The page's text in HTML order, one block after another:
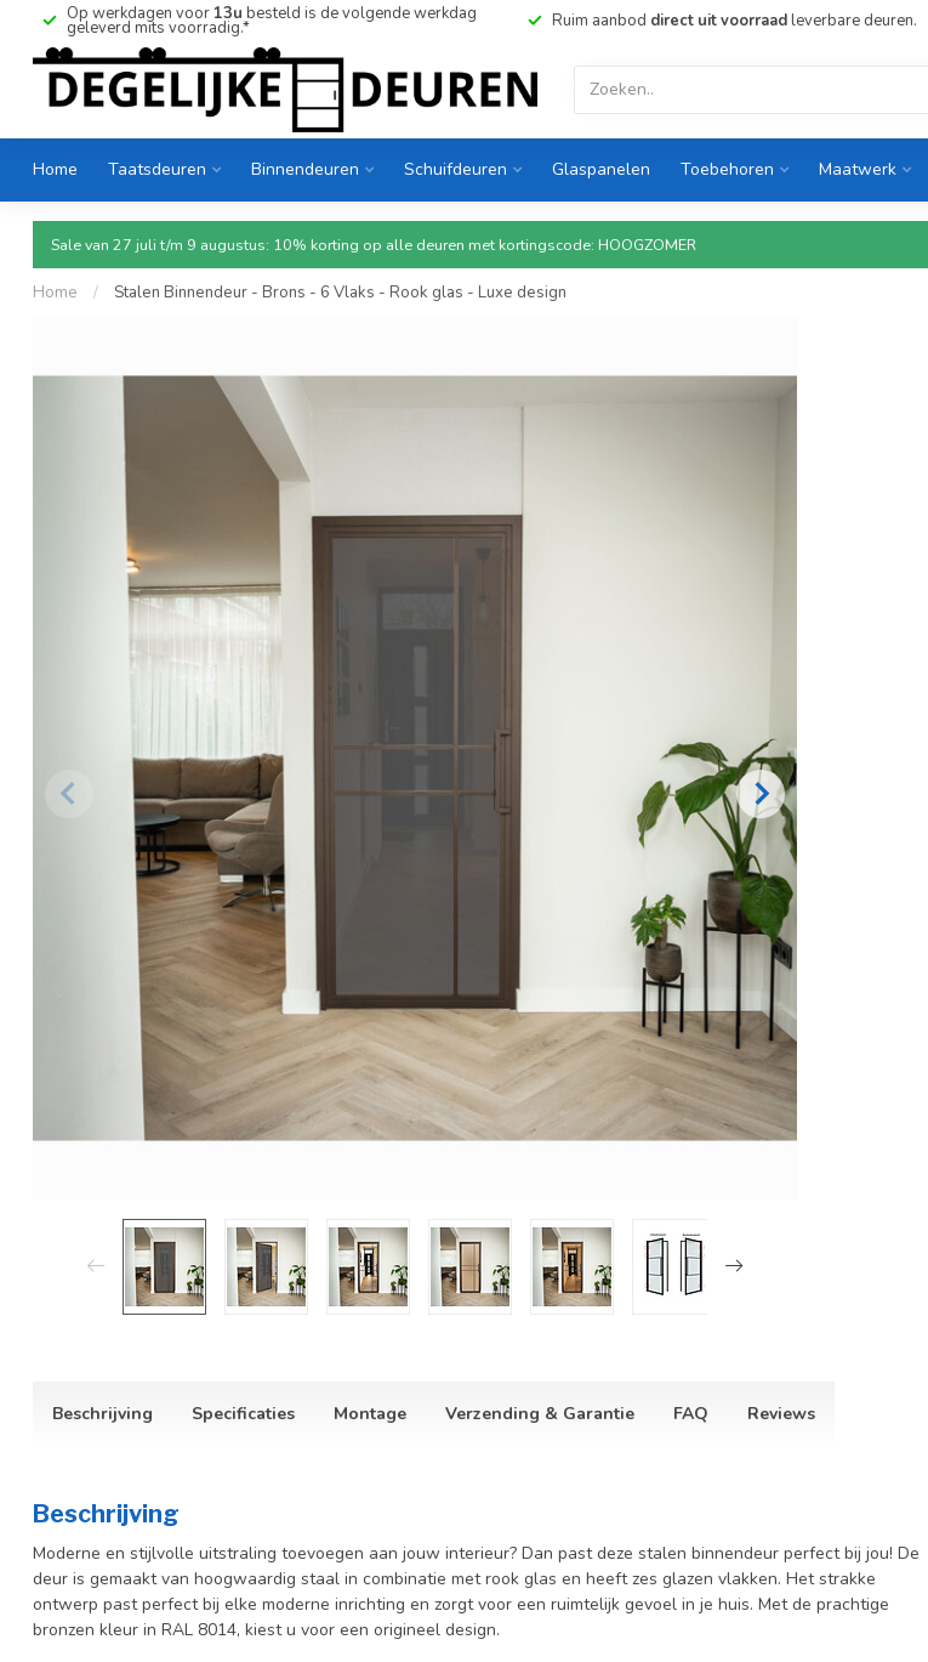
Op werkdagen voor 13u besteld is de volgende werkdag
geleverd mits voorradig.* Ruim aanbod direct uit voorraadleverbare deuren.
Home Taatsdeuren Binnendeuren Schuifdeuren Glaspanelen Toebehoren Maatwerk
Sale van 27 juli t/m 9 augustus: 10% korting op alle deuren met kortingscode: HOOGZOMER
Home / Stalen Binnendeur - Brons - 6 Vlaks - Rook glas - Luxe design
Beschrijving Specificaties Montage Verzending & Garantie FAQ Reviews
Beschrijving
Moderne en stijlvolle uitstraling toevoegen aan jouw interieur? Dan past deze stalen binnendeur perfect bij jou! De
deur is gemaakt van hoogwaardig staal in combinatie met rook glas en heeft zes glazen vlakken. Het strakke
ontwerp past perfect bij elke moderne inrichting en zorgt voor een ruimtelijk gevoel in je huis. Met de prachtige
bronzen kleur in RAL 8014, kiest u voor een origineel design.